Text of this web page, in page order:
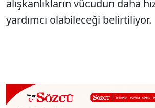
alışkanlıkların vücudun daha
yardımcı olabileceği belirtiliyor.